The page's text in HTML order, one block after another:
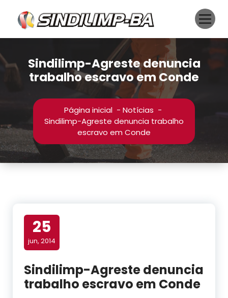
conteúdo
Sindilimp-Agreste denuncia
trabalho escravo em Conde
Página inicial- Notícias -
Sindilimp-Agreste denuncia trabalho
escravo em Conde
25
jun, 2014
Sindilimp-Agreste denuncia
trabalho escravo em Conde